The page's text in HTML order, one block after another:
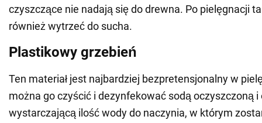
czyszczące nie nadają się do drewna. Po pielęgnacji
również wytrzeć do sucha.
Plastikowy grzebień
Ten materiał jest najbardziej bezpretensjonalny w
można go czyścić i dezynfekować sodą oczyszczoną i
wystarczającą ilość wody do naczynia, w którym